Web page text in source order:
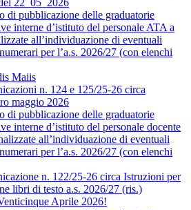
22_05_2026
di pubblicazione delle graduatorie
interne d’istituto del personale ATA a
all’individuazione di eventuali
per l’a.s. 2026/27 (con elenchi
Maiis
n. 124 e 125/25-26 circa
maggio 2026
di pubblicazione delle graduatorie
interne d’istituto del personale docente
all’individuazione di eventuali
per l’a.s. 2026/27 (con elenchi
n. 122/25-26 circa Istruzioni per
libri di testo a.s. 2026/27 (ris.)
Aprile 2026!